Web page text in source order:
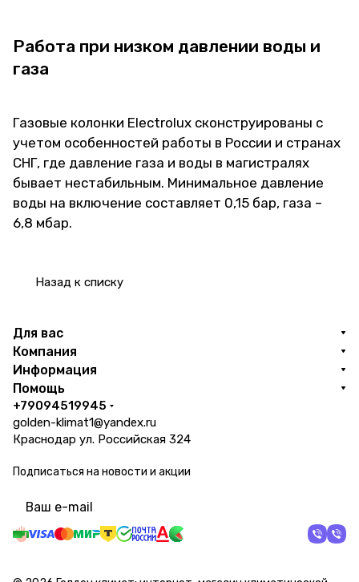
Работа при низком давлении воды и
газа
Газовые колонки Electrolux сконструированы с
учетом особенностей работы в России и странах
СНГ, где давление газа и воды в магистралях
бывает нестабильным. Минимальное давление
воды на включение составляет 0,15 бар, газа –
6,8 мбар.
Назад к списку
Для вас
Компания
Информация
Помощь
+79094519945
golden-klimat1@yandex.ru
Краснодар ул. Российская 324
Подписаться на новости и акции